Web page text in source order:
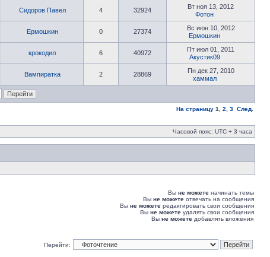
Сидоров Павел 4 32924
Вт ноя 13, 2012
Фотон
Ермошкин 0 27374
Вс июн 10, 2012
Ермошкин
крокодил 6 40972
Пт июл 01, 2011
Акустик09
Вампиратка 2 28869
Пн дек 27, 2010
хаммал
На страницу 1 2 3 След.
Часовой пояс: UTC + 3 часа
Вы не можете начинать темы
Вы не можете отвечать на сообщения
Вы не можете редактировать свои сообщения
Вы не можете удалять свои сообщения
Вы не можете добавлять вложения
Перейти: